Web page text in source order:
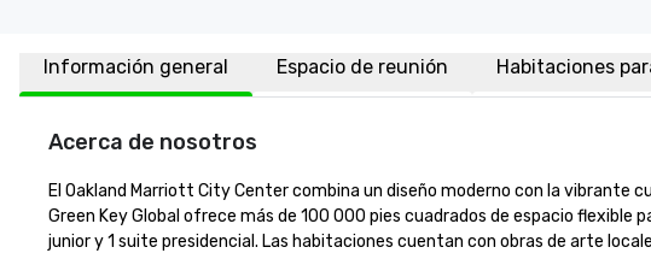
Información general Espacio de reunión Habitaciones
Acerca de nosotros
El Oakland Marriott City Center combina un diseño moderno con la vibrante
Green Key Global ofrece más de 100 000 pies cuadrados de espacio
junior y 1 suite presidencial. Las habitaciones cuentan con obras de arte